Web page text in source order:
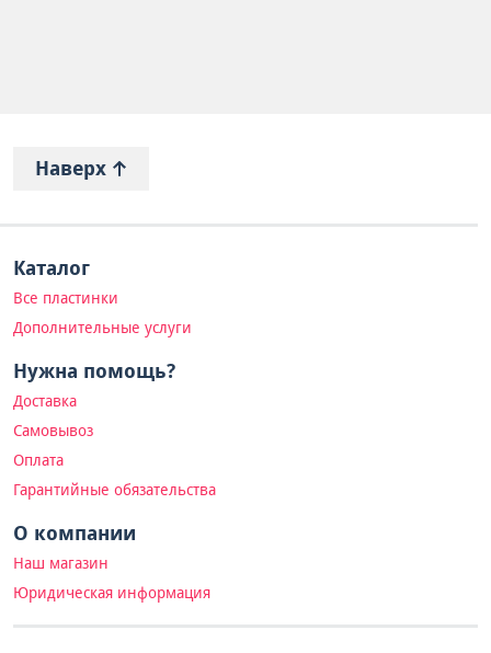
Наверх
Каталог
Все пластинки
Дополнительные услуги
Нужна помощь?
Доставка
Самовывоз
Оплата
Гарантийные обязательства
О компании
Наш магазин
Юридическая информация